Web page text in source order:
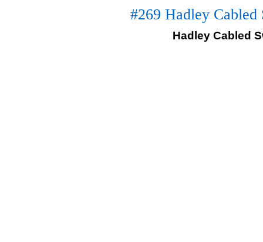
#269 Hadley
Hadley Cabled